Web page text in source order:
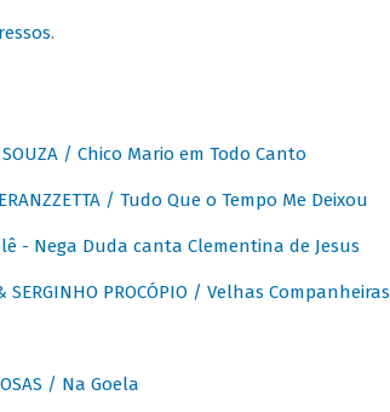
.
SOUZA / Chico Mario em Todo Canto
/ Tudo Que o Tempo Me Deixou
- Nega Duda canta Clementina de Jesus
SERGINHO PROCÓPIO / Velhas Companheiras
/ Na Goela